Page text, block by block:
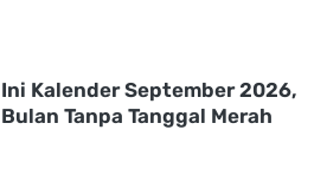
Ini Kalender September 2026,
Bulan Tanpa Tanggal Merah